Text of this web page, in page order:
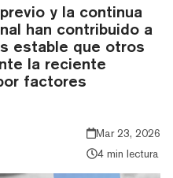
y la continua
han contribuido a
estable que otros
la reciente
factores
Mar 23, 2026
4 min lectura